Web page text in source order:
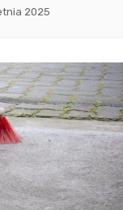
2025